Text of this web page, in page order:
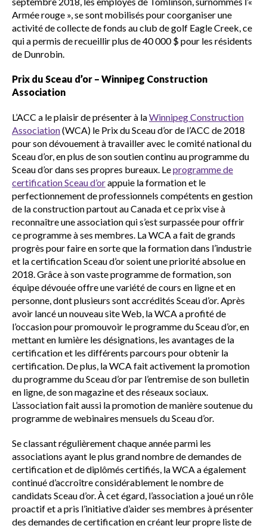
Armée rouge », se sont mobilisés pour coorganiser une
activité de collecte de fonds au club de golf Eagle Creek, ce
qui a permis de recueillir plus de 40 000 $ pour les résidents
de Dunrobin.
Prix du Sceau d’or – Winnipeg Construction
Association
L’ACC a le plaisir de présenter à laWinnipeg Construction
Association(WCA) le Prix du Sceau d’or de l’ACC de 2018
pour son dévouement à travailler avec le comité national du
Sceau d’or, en plus de son soutien continu au programme du
Sceau d’or dans ses propres bureaux. Leprogramme de
certification Sceau d’orappuie la formation et le
perfectionnement de professionnels compétents en gestion
de la construction partout au Canada et ce prix vise à
reconnaître une association qui s’est surpassée pour offrir
ce programme à ses membres. La WCA a fait de grands
progrès pour faire en sorte que la formation dans l’industrie
et la certification Sceau d’or soient une priorité absolue en
2018. Grâce à son vaste programme de formation, son
équipe dévouée offre une variété de cours en ligne et en
personne, dont plusieurs sont accrédités Sceau d’or. Après
avoir lancé un nouveau site Web, la WCA a profité de
l’occasion pour promouvoir le programme du Sceau d’or, en
mettant en lumière les désignations, les avantages de la
certification et les différents parcours pour obtenir la
certification. De plus, la WCA fait activement la promotion
du programme du Sceau d’or par l’entremise de son bulletin
en ligne, de son magazine et des réseaux sociaux.
L’association fait aussi la promotion de manière soutenue du
programme de webinaires mensuels du Sceau d’or.
Se classant régulièrement chaque année parmi les
associations ayant le plus grand nombre de demandes de
certification et de diplômés certifiés, la WCA a également
continué d’accroître considérablement le nombre de
candidats Sceau d’or. À cet égard, l’association a joué un rôle
proactif et a pris l’initiative d’aider ses membres à présenter
des demandes de certification en créant leur propre liste de